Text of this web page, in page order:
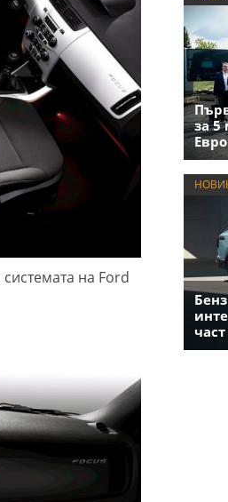
на Ford
за 5
част